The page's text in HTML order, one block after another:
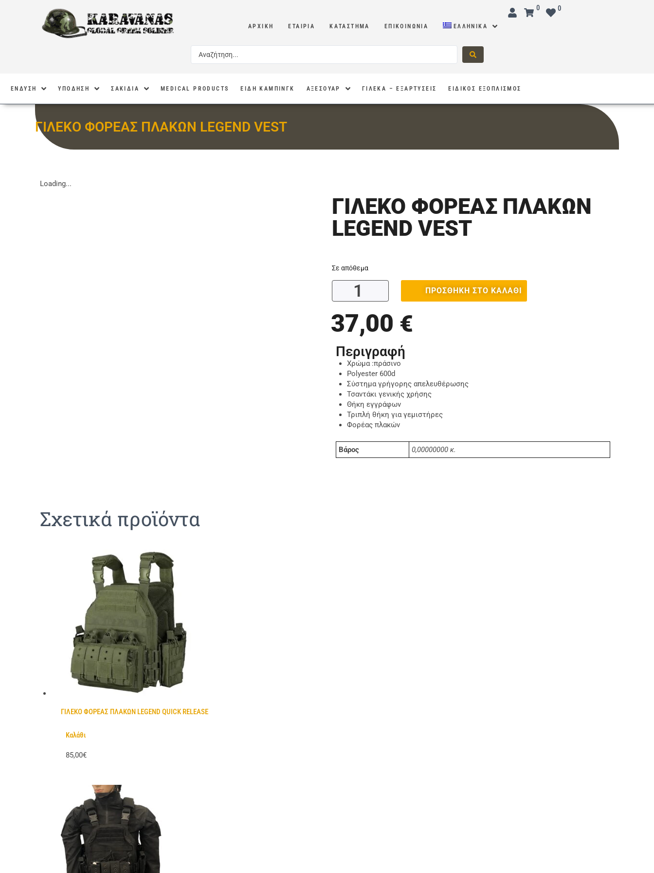
ΑΡΧΙΚΉ ΕΤΑΙΡΊΑ ΚΑΤΆΣΤΗΜΑ ΕΠΙΚΟΙΝΩΝΊΑ ΕΛΛΗΝΙΚΆ
0 0
ΕΝΔΥΣΗ ΥΠΟΔΗΣΗ ΣΑΚΙΔΙΑ MEDICAL PRODUCTS ΕΙΔΗ ΚΑΜΠΙΝΓΚ ΑΞΕΣΟΥΑΡ ΓΙΛΕΚΑ – ΕΞΑΡΤΥΣΕΙΣ ΕΙΔΙΚΟΣ ΕΞΟΠΛΙΣΜΟΣ
ΓΙΛΕΚΟ ΦΟΡΕΑΣ ΠΛΑΚΩΝ LEGEND VEST
Loading...
ΓΙΛΕΚΟ ΦΟΡΕΑΣ ΠΛΑΚΩΝ
LEGEND VEST
Σε απόθεμα
ΠΡΟΣΘΉΚΗ ΣΤΟ ΚΑΛΆΘΙ
37,00 €
Περιγραφή
Χρώμα :πράσινο
Polyester 600d
Σύστημα γρήγορης απελευθέρωσης
Τσαντάκι γενικής χρήσης
Θήκη εγγράφων
Τριπλή θήκη για γεμιστήρες
Φορέας πλακών
Βάρος 0,00000000 κ.
Σχετικά προϊόντα
ΓΙΛΕΚΟ ΦΟΡΕΑΣ ΠΛΑΚΩΝ LEGEND QUICK RELEASE
Καλάθι
85,00€